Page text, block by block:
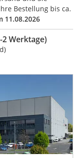
Bestellung bis ca.
11.08.2026
Werktage)